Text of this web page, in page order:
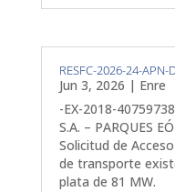
RESFC-2026-24-APN-
Jun 3, 2026 | Enre
-EX-2018-
S.A. – PARQUES
Solicitud de
de transporte
plata de 81 MW.